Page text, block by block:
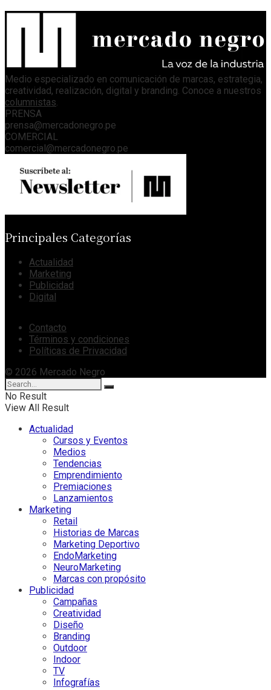
Medio especializado en comunicación de marcas, estrategia,
creatividad, realización, digital y branding. Conoce a nuestros
columnistas.
PRENSA
prensa@mercadonegro.pe
COMERCIAL
comercial@mercadonegro.pe
Principales Categorías
Actualidad
Marketing
Publicidad
Digital
Contacto
Términos y condiciones
Políticas de Privacidad
© 2026 Mercado Negro
No Result
View All Result
Actualidad
Cursos y Eventos
Medios
Tendencias
Emprendimiento
Premiaciones
Lanzamientos
Marketing
Retail
Historias de Marcas
Marketing Deportivo
EndoMarketing
NeuroMarketing
Marcas con propósito
Publicidad
Campañas
Creatividad
Diseño
Branding
Outdoor
Indoor
TV
Infografías